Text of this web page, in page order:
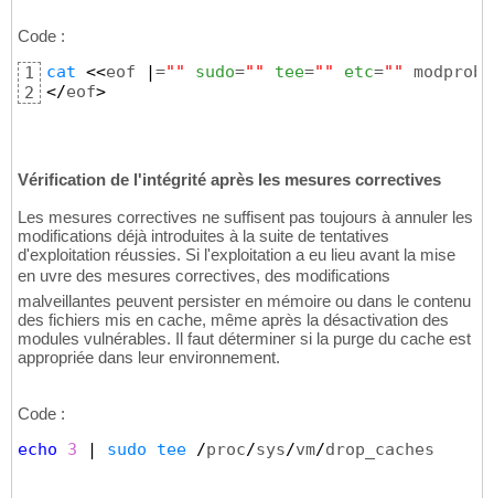
Code :
1
2
cat <<eof ="" sudo="" tee="" etc=""
</eof>
Vérification de l'intégrité après les mesures correctives
Les mesures correctives ne suffisent pas toujours à annuler les
modifications déjà introduites à la suite de tentatives
d'exploitation réussies. Si l'exploitation a eu lieu avant la mise
en uvre des mesures correctives, des modifications
malveillantes peuvent persister en mémoire ou dans le contenu
des fichiers mis en cache, même après la désactivation des
modules vulnérables. Il faut déterminer si la purge du cache est
appropriée dans leur environnement.
Code :
echo 3 sudo tee /proc/sys/vm/drop_caches